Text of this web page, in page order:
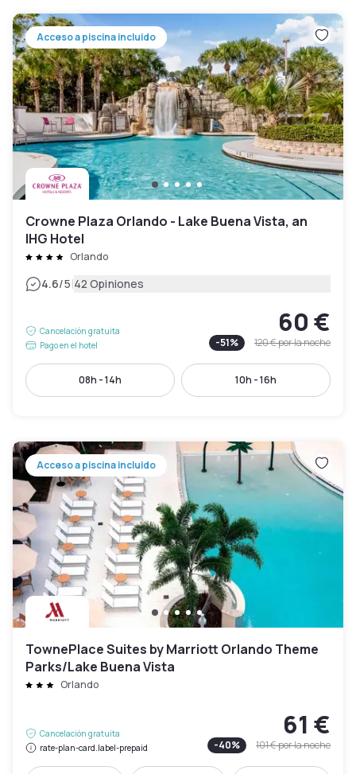
Acceso a piscina incluido
Crowne Plaza Orlando - Lake Buena Vista, an
IHG Hotel
Orlando
4.6/5|42 Opiniones
Cancelación gratuita
Pago en el hotel
60 €
-51% 120 €por la noche
08h - 14h 10h - 16h
Acceso a piscina incluido
TownePlace Suites by Marriott Orlando Theme
Parks/Lake Buena Vista
Orlando
Cancelación gratuita
rate-plan-card.label-prepaid
61 €
-40% 101 €por la noche